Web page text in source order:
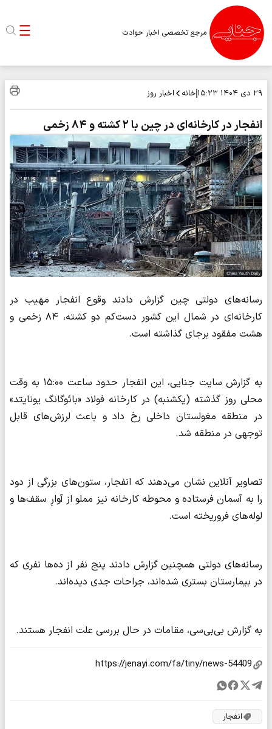
مرجع تخصصی اخبار حوادث
۲۹ دی ۱۴۰۴ ۱۵:۲۳ خانه اخبار روز
انفجار در کارخانه‌ای در چین با ۲ کشته و ۸۴ زخمی
رسانه‌های دولتی چین گزارش دادند وقوع انفجار مهیب در
کارخانه‌ای در شمال این کشور دست‌کم دو کشته،‌ ۸۴ زخمی و
هشت مفقود برجای گذاشته است.
به گزارش سایت جنایی، این انفجار حدود ساعت ۱۵:۰۰ به وقت
محلی روز گذشته (یکشنبه) در کارخانه فولاد «بائوگانگ یونایتد»
در منطقه مغولستان داخلی رخ داد و باعث لرزش‌های قابل
توجهی در منطقه شد.
تصاویر آنلاین نشان می‌دهند که انفجار، ستون‌های بزرگی از دود
را به آسمان فرستاده و محوطه کارخانه نیز مملو از آوارِ سقف‌ها و
لوله‌های فروریخته است.
رسانه‌های دولتی همچنین گزارش دادند پنج نفر از ده‌ها نفری که
در بیمارستان بستری شده‌اند، جراحات جدی دیده‌اند.
به گزارش بی‌بی‌سی، مقامات در حال بررسی علت انفجار هستند.
انفجار